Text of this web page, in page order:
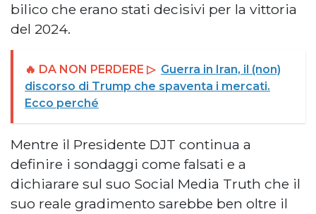
bilico che erano stati decisivi per la vittoria
del 2024.
🔥 DA NON PERDERE ▷ Guerra in Iran, il (non)
discorso di Trump che spaventa i mercati.
Ecco perché
Mentre il Presidente DJT continua a
definire i sondaggi come falsati e a
dichiarare sul suo Social Media Truth che il
suo reale gradimento sarebbe ben oltre il